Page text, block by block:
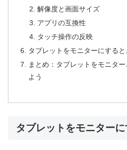
解像度と画面サイズ
アプリの互換性
タッチ操作の反映
タブレットをモニターにする
まとめ：タブレットをモニタ
よう
タブレットをモニター